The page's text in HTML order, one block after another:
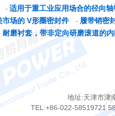
- 适用于重工业应用场合的径向
市场的 V形圈密封件 - 履带销密
耐磨衬套，带非定向研磨滚道的
地址:天津市津
TEL:+86-022-58519721